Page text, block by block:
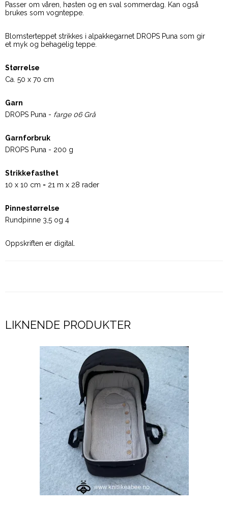
Passer om våren, høsten og en sval sommerdag. Kan også
brukes som vognteppe.
Blomsterteppet strikkes i alpakkegarnet DROPS Puna som gir
et myk og behagelig teppe.
Størrelse
Ca. 50 x 70 cm
Garn
DROPS Puna - farge 06 Grå
Garnforbruk
DROPS Puna - 200 g
Strikkefasthet
10 x 10 cm = 21 m x 28 rader
Pinnestørrelse
Rundpinne 3,5 og 4
Oppskriften er digital.
LIKNENDE PRODUKTER